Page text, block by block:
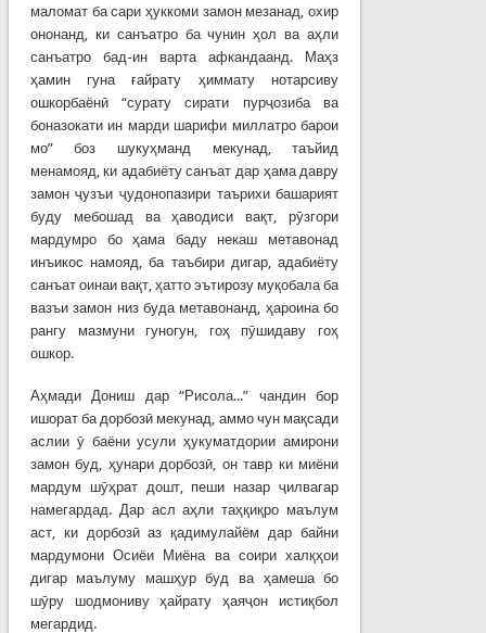
маломат ба сари ҳуккоми замон мезанад, охир
ононанд, ки санъатро ба чунин ҳол ва аҳли
санъатро бад-ин варта афкандаанд. Маҳз
ҳамин гуна ғайрату ҳиммату нотарсиву
ошкорбаёнӣ “сурату сирати пурҷозиба ва
боназокати ин марди шарифи миллатро барои
мо” боз шукуҳманд мекунад, таъйид
менамояд, ки адабиёту санъат дар ҳама давру
замон ҷузъи ҷудонопазири таърихи башарият
буду мебошад ва ҳаводиси вақт, рӯзгори
мардумро бо ҳама баду некаш метавонад
инъикос намояд, ба таъбири дигар, адабиёту
санъат оинаи вақт, ҳатто эътирозу муқобала ба
вазъи замон низ буда метавонанд, ҳароина бо
рангу мазмуни гуногун, гоҳ пӯшидаву гоҳ
ошкор.
Аҳмади Дониш дар “Рисола...” чандин бор
ишорат ба дорбозӣ мекунад, аммо чун мақсади
аслии ӯ баёни усули ҳукуматдории амирони
замон буд, ҳунари дорбозӣ, он тавр ки миёни
мардум шӯҳрат дошт, пеши назар ҷилвагар
намегардад. Дар асл аҳли таҳқиқро маълум
аст, ки дорбозӣ аз қадимулайём дар байни
мардумони Осиёи Миёна ва соири халқҳои
дигар маълуму машҳур буд ва ҳамеша бо
шӯру шодмониву ҳайрату ҳаяҷон истиқбол
мегардид.